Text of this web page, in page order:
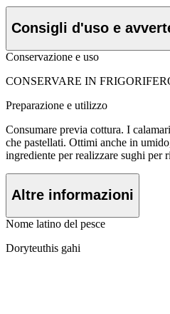
Consigli d'uso e
Conservazione e uso
CONSERVARE IN
Preparazione e utilizzo
Consumare previa cottura. I
che pastellati. Ottimi anche in
ingrediente per realizzare sughi per
Altre informazioni
Nome latino del pesce
Doryteuthis gahi